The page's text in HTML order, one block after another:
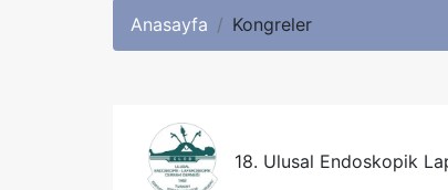
Anasayfa Kongreler
18. Ulusal Endoskopik